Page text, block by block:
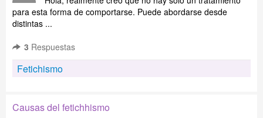
para esta forma de comportarse. Puede abordarse desde
distintas ...
3 Respuestas
Fetichismo
Causas del fetichhismo